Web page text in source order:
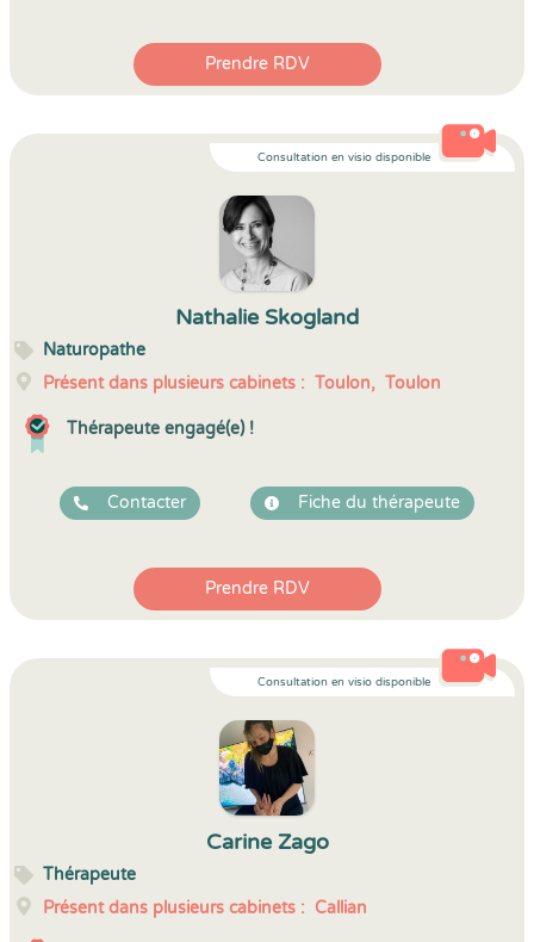
Prendre RDV
Consultation en visio disponible
Nathalie Skogland
Naturopathe
Présent dans plusieurs cabinets : Toulon, Toulon
Thérapeute engagé(e) !
Contacter Fiche du thérapeute
Prendre RDV
Consultation en visio disponible
Carine Zago
Thérapeute
Présent dans plusieurs cabinets : Callian